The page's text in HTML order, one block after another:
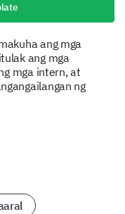
ang mga
ang mga
mga intern, at
ng